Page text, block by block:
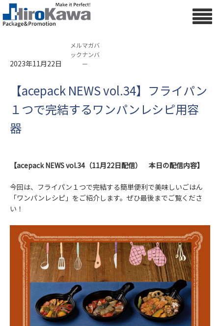
2023年11月22日
メルマガバ
ックナンバ
ー
【acepack NEWS vol.34】フライパン
１つで完結するワンパンレシピ用容
器
【acepack NEWS vol.34（11月22日配信） 本日の配信内容】
今回は、フライパン１つで完結する簡単便利で美味しいごはん
「ワンパンレシピ」をご紹介します。ぜひ最後までご覧くださ
い！